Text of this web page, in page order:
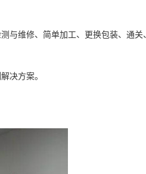
与维修、简单加工、更换包装、通关
决方案。